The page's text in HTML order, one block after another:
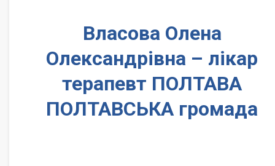
Власова Олена
Олександрівна – лікар
терапевт ПОЛТАВА
ПОЛТАВСЬКА громада